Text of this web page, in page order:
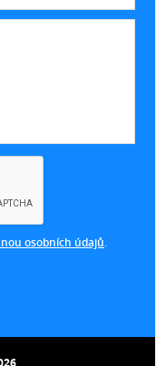
osobních údajů